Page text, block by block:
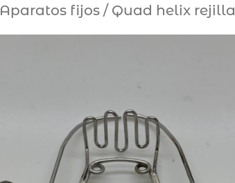
Aparatos fijos / Quad helix rejilla